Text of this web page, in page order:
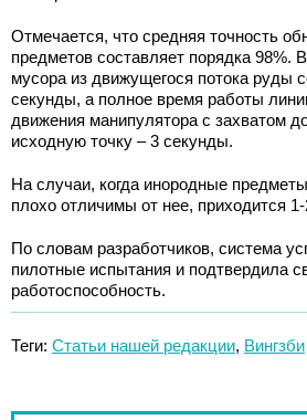
Отмечается, что средняя точность
предметов составляет порядка 98%.
мусора из движущегося потока руды
секунды, а полное время работы
движения манипулятора с захватом
исходную точку – 3 секунды.
На случаи, когда инородные
плохо отличимы от нее, приходится
По словам разработчиков, система
пилотные испытания и подтвердила
работоспособность.
Теги: Статьи нашей редакции, Вингзби